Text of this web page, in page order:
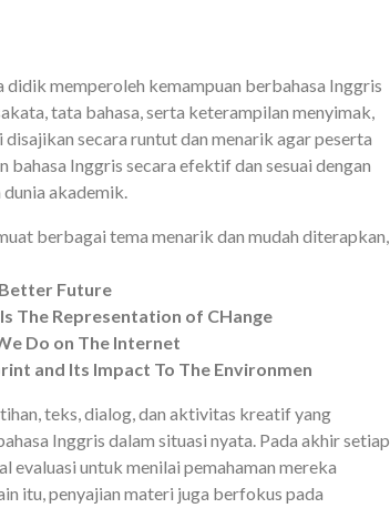
memperoleh kemampuan berbahasa Inggris
tata bahasa, serta keterampilan menyimak,
secara runtut dan menarik agar peserta
Inggris secara efektif dan sesuai dengan
akademik.
berbagai tema menarik dan mudah diterapkan,
Future
The Representation of CHange
Do on The Internet
and Its Impact To The Environmen
teks, dialog, dan aktivitas kreatif yang
Inggris dalam situasi nyata. Pada akhir setiap
evaluasi untuk menilai pemahaman mereka
itu, penyajian materi juga berfokus pada